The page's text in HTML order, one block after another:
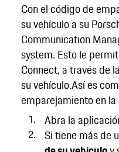
Con el código de
su vehículo a su
Communication
system. Esto le
Connect, a través de
su vehículo.Así es
emparejamiento en
Abra la
Si tiene más de